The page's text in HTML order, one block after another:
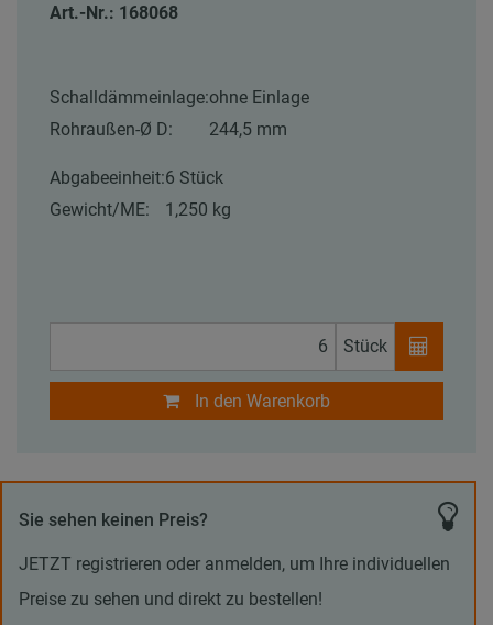
Art.-Nr.: 168068
Schalldämmeinlage:ohne Einlage
Rohraußen-Ø D:
244,5 mm
Abgabeeinheit:6 Stück
Gewicht/ME:
1,250 kg
Stück
In den Warenkorb
Sie sehen keinen Preis?
JETZT registrieren oder anmelden, um Ihre individuellen
Preise zu sehen und direkt zu bestellen!